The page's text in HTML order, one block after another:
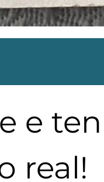
e
real!